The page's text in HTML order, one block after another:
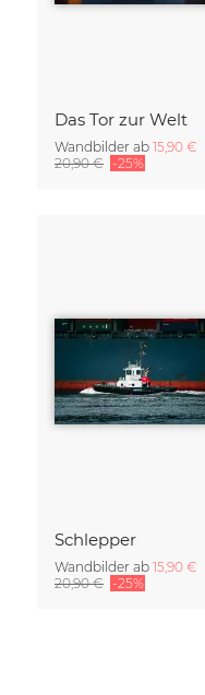
Das Tor zur Welt
Wandbilder ab 15,90 €
20,90 € -25%
Schlepper
Wandbilder ab 15,90 €
20,90 € -25%